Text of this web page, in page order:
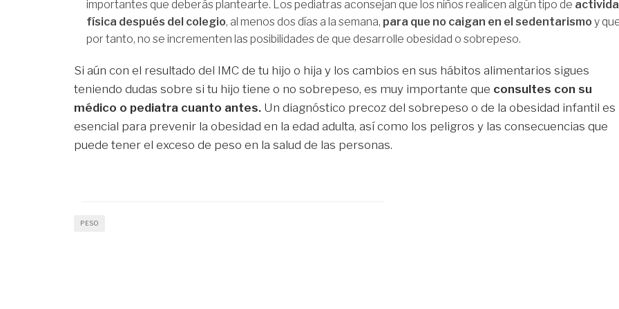
importantes que deberás plantearte. Los pediatras aconsejan que los niños realicen algún tipo de
física después del colegio, al menos dos días a la semana, para que no caigan en el sedentarismo y
por tanto, no se incrementen las posibilidades de que desarrolle obesidad o sobrepeso.
Si aún con el resultado del IMC de tu hijo o hija y los cambios en sus hábitos alimentarios sigues
teniendo dudas sobre si tu hijo tiene o no sobrepeso, es muy importante que consultes con su
médico o pediatra cuanto antes. Un diagnóstico precoz del sobrepeso o de la obesidad infantil es
esencial para prevenir la obesidad en la edad adulta, así como los peligros y las consecuencias que
puede tener el exceso de peso en la salud de las personas.
PESO